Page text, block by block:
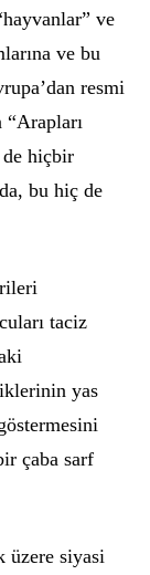
ve
ve bu
resmi
hiçbir
bu hiç de
taciz
yas
östermesini
çaba sarf
üzere siyasi